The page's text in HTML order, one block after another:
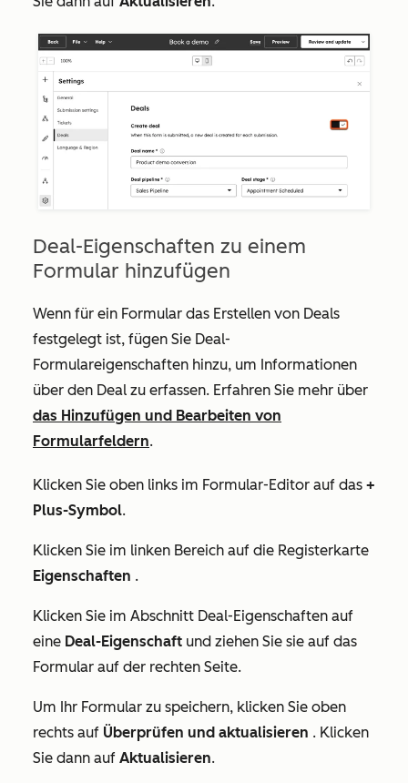
Deal-Eigenschaften zu einem
Formular hinzufügen
Wenn für ein Formular das Erstellen von Deals
festgelegt ist, fügen Sie Deal-
Formulareigenschaften hinzu, um Informationen
über den Deal zu erfassen. Erfahren Sie mehr über
das Hinzufügen und Bearbeiten von
Formularfeldern.
Klicken Sie oben links im Formular-Editor auf das +
Plus-Symbol.
Klicken Sie im linken Bereich auf die Registerkarte
Eigenschaften .
Klicken Sie im Abschnitt Deal-Eigenschaften auf
eine Deal-Eigenschaft und ziehen Sie sie auf das
Formular auf der rechten Seite.
Um Ihr Formular zu speichern, klicken Sie oben
rechts auf Überprüfen und aktualisieren . Klicken
Sie dann auf Aktualisieren.